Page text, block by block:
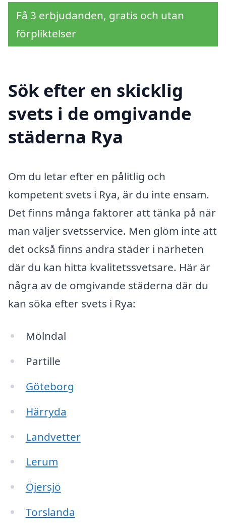
Få 3 erbjudanden, gratis och utan
förpliktelser
Sök efter en skicklig
svets i de omgivande
städerna Rya
Om du letar efter en pålitlig och
kompetent svets i Rya, är du inte ensam.
Det finns många faktorer att tänka på när
man väljer svetsservice. Men glöm inte att
det också finns andra städer i närheten
där du kan hitta kvalitetssvetsare. Här är
några av de omgivande städerna där du
kan söka efter svets i Rya:
Mölndal
Partille
Göteborg
Härryda
Landvetter
Lerum
Öjersjö
Torslanda